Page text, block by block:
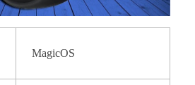
MagicOS